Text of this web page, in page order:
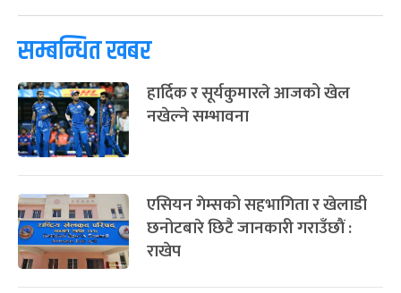
७ पूर्णिमा व्रत ७ महिना बाँकी
८
सोम चैत्र ८, २०८३-Mar 22, 2027
सम्बन्धित खबर
हार्दिक र सूर्यकुमारले आजको खेल
नखेल्ने सम्भावना
एसियन गेम्सको सहभागिता र खेलाडी
छनोटबारे छिटै जानकारी गराउँछाैं :
राखेप